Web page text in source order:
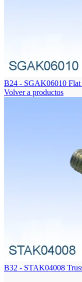
B24 - SGAK06010
Volver a productos
B32 - STAK04008